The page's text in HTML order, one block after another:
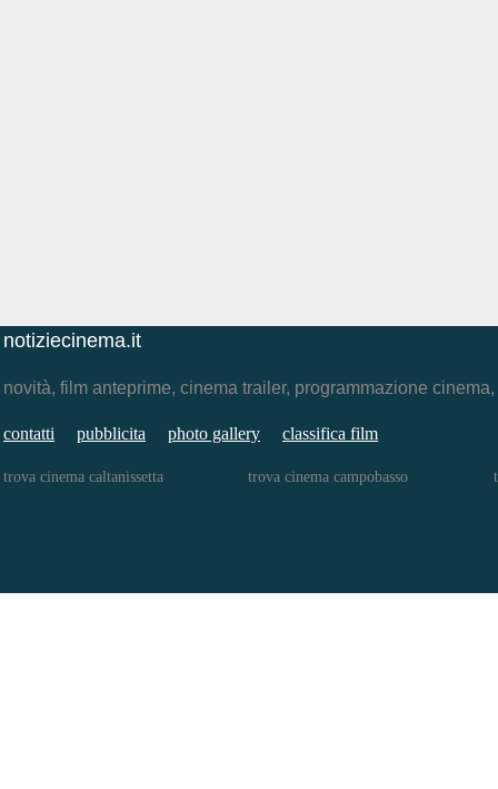
notiziecinema.it
novità, film anteprime, cinema trailer, programmazione
contatti pubblicita photo gallery classifica film
trova cinema caltanissetta trova cinema campobasso